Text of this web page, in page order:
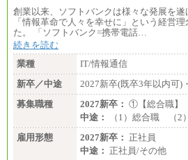
創業以来、ソフトバンクは様々な発展を
「情報革命で人々を幸せに」という経営
た。 「ソフトバンク=携帯電話…
続きを読む
業種
IT/情報通信
新卒／中途
2027新卒(既卒3年以内可)
募集職種
2027新卒： ①【総合職
中途：
（1）総合職 （2
雇用形態
2027新卒： 正社員
中途： 正社員/その他